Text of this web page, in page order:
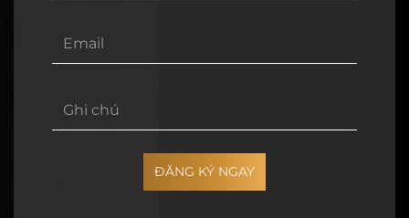
ĐĂNG KÝ NGAY